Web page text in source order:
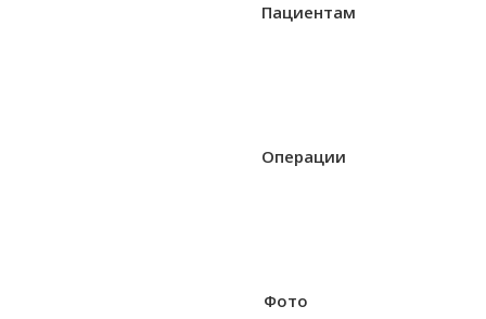
Пациентам
Операции
Фото